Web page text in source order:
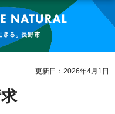
きる。長野市
更新日：2026年4月1日